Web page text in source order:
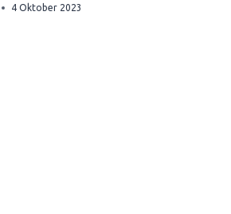
4 Oktober 2023